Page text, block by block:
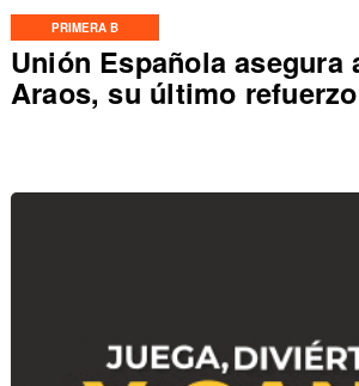
PRIMERA B
Unión Española asegura
Araos, su último refuerzo